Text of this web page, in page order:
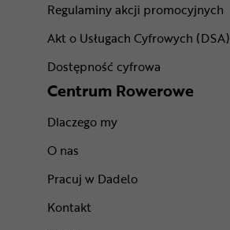
Regulaminy akcji promocyjnych
Akt o Usługach Cyfrowych (DSA)
Dostępność cyfrowa
Centrum Rowerowe
Dlaczego my
O nas
Pracuj w Dadelo
Kontakt